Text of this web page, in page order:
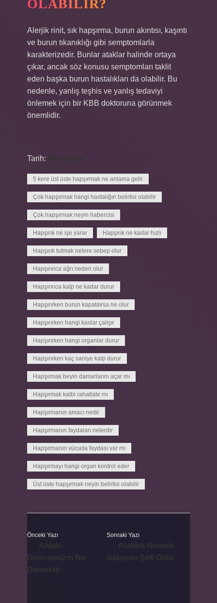
OLABILIR?
Alerjik rinit, sık hapşırma, burun akıntısı, kaşıntı
ve burun tıkanıklığı gibi semptomlarla
karakterizedir. Bunlar ataklar halinde ortaya
çıkar, ancak söz konusu semptomları taklit
eden başka burun hastalıkları da olabilir. Bu
nedenle, yanlış teşhis ve yanlış tedaviyi
önlemek için bir KBB doktoruna görünmek
önemlidir.
Tarih:
5 kere üst üste hapşırmak ne anlama gelir
Çok hapşırmak hangi hastalığın belirtisi olabilir
Çok hapşırmak neyin habercisi
Hapşırık ne işe yarar Hapşırık ne kadar hızlı
Hapşırık tutmak nelere sebep olur
Hapşırınca ağrı neden olur
Hapşırınca kalp ne kadar durur
Hapşırırken burun kapatılırsa ne olur
Hapşırırken hangi kaslar çalışır
Hapşırırken hangi organlar durur
Hapşırırken kaç saniye kalp durur
Hapşırmak beyin damarlarını açar mı
Hapşırmak kalbi rahatlatır mı
Hapşırmanın amacı nedir
Hapşırmanın faydaları nelerdir
Hapşırmanın vücuda faydası var mı
Hapşırmayı hangi organ kontrol eder
Üst üste hapşırmak neyin belirtisi olabilir
Önceki Yazı Sonraki Yazı